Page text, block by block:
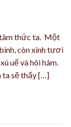
tâm thức ta. Một
còn xinh tươi
uế và hôi hám.
ta sẽ thấy […]